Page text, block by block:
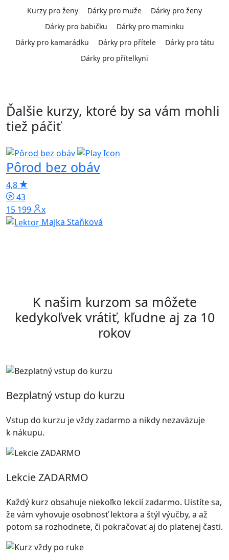
Kurzy pro ženy Dárky pro muže
Dárky pro ženy
Dárky pro babičku
Dárky pro maminku
Dárky pro kamarádku
Dárky pro přítele
Dárky pro tátu
Dárky pro přítelkyni
Ďalšie kurzy, ktoré by sa vám mohli
tiež páčiť
Pôrod bez obáv
4,8
43
15 199x
Majka Staňková
K našim kurzom sa môžete
kedykoľvek vrátiť, kľudne aj za 10
rokov
Bezplatný vstup do kurzu
Vstup do kurzu je vždy zadarmo a nikdy nezaväzuje
k nákupu.
Lekcie ZADARMO
Každý kurz obsahuje niekoľko lekcií zadarmo. Uistíte sa,
že vám vyhovuje osobnosť lektora a štýl výučby, a až
potom sa rozhodnete, či pokračovať aj do platenej časti.